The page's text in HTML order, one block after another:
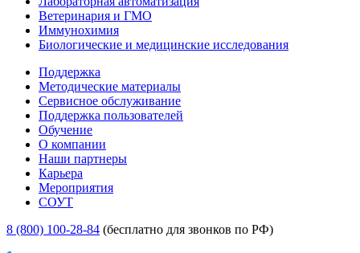
Ветеринария и ГМО
Иммунохимия
Биологические и медицинские исследования
Поддержка
Методические материалы
Сервисное обслуживание
Поддержка пользователей
Обучение
О компании
Наши партнеры
Карьера
Мероприятия
СОУТ
8 (800) 100-28-84 (бесплатно для звонков по РФ)